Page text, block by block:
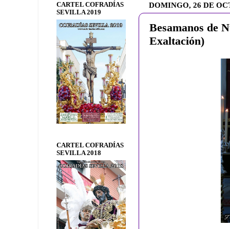
DOMINGO, 26 DE
Besamanos de
Exaltación)
CARTEL COFRADÍAS
SEVILLA 2019
CARTEL COFRADÍAS
SEVILLA 2018